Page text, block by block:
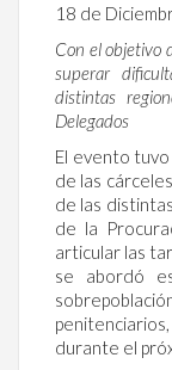
18 de
Con el objetivo
superar
distintas
Delegados
El evento
de las
de las
de la
articular las
se abordó
durante el